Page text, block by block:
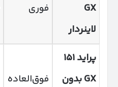
GX
لاینردار
فوری
پراید۱۵۱
GXبدون
فوق‌العاده